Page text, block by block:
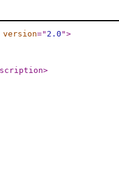
version=" 2.0 ">
>